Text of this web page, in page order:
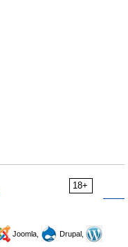
18+
Joomla,
Drupal,